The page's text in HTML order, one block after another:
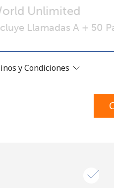
Al abrir
Unlimited
Llamadas A + 50
y Condiciones